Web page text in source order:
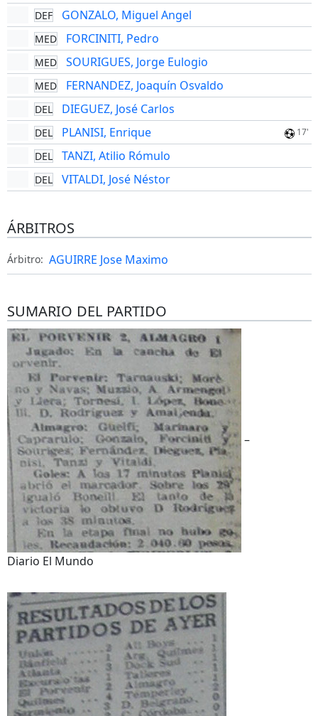
DEF GONZALO, Miguel Angel
MED FORCINITI, Pedro
MED SOURIGUES, Jorge Eulogio
MED FERNANDEZ, Joaquín Osvaldo
DEL DIEGUEZ, José Carlos
DEL PLANISI, Enrique 17'
DEL TANZI, Atilio Rómulo
DEL VITALDI, José Néstor
ÁRBITROS
Árbitro: AGUIRRE Jose Maximo
SUMARIO DEL PARTIDO
–
Diario El Mundo